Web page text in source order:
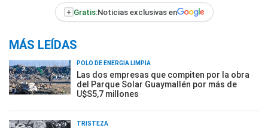
+ Gratis:Noticias exclusivas en
MÁS LEÍDAS
POLO DE ENERGÍA LIMPIA
Las dos empresas que compiten por la obra
del Parque Solar Guaymallén por más de
U$S5,7 millones
TRISTEZA